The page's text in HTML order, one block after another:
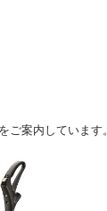
案内しています。